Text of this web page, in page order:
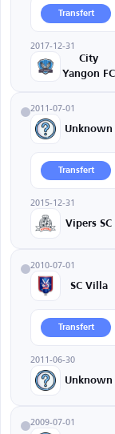
Transfert
2017-12-31
City
Yangon FC
2011-07-01
Unknown
Transfert
2015-12-31
Vipers SC
2010-07-01
SC Villa
Transfert
2011-06-30
Unknown
2009-07-01